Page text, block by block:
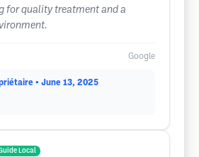
for quality treatment and a
Google
• June 13, 2025
Local